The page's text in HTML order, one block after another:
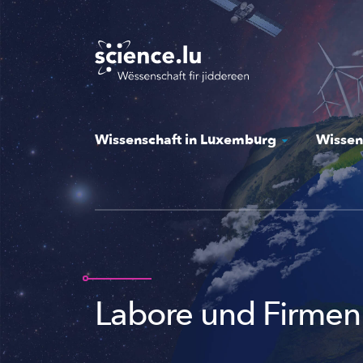
Skip
to
content
Wissenschaft in Luxemburg Wissen
Labore und